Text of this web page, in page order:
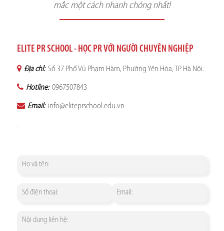
mắc một cách nhanh chóng nhất!
ELITE PR SCHOOL - HỌC PR VỚI NGƯỜI CHUYÊN NGHIỆP
Địa chỉ: Số 37 Phố Vũ Phạm Hàm, Phường Yên Hòa, TP Hà Nội.
Hotline: 0967507843
Email: info@eliteprschool.edu.vn